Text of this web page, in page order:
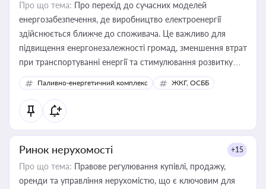
Про що тема: Про перехід до сучасних моделей
енергозабезпечення, де виробництво електроенергії
здійснюється ближче до споживача. Це важливо для
підвищення енергонезалежності громад, зменшення втрат
при транспортуванні енергії та стимулювання розвитку
відновлюваних джерел
Паливно-енергетичний комплекс ЖКГ, ОСББ
Ринок нерухомості +15
Про що тема: Правове регулювання купівлі, продажу,
оренди та управління нерухомістю, що є ключовим для